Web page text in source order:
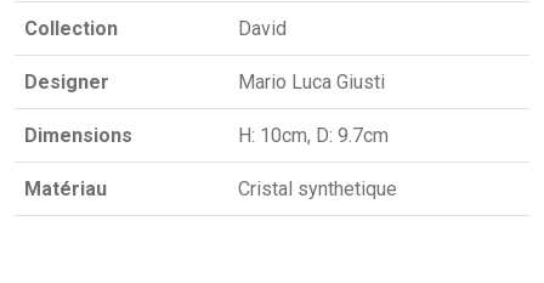
Collection David
Designer Mario Luca Giusti
Dimensions H: 10cm, D: 9.7cm
Matériau Cristal synthetique